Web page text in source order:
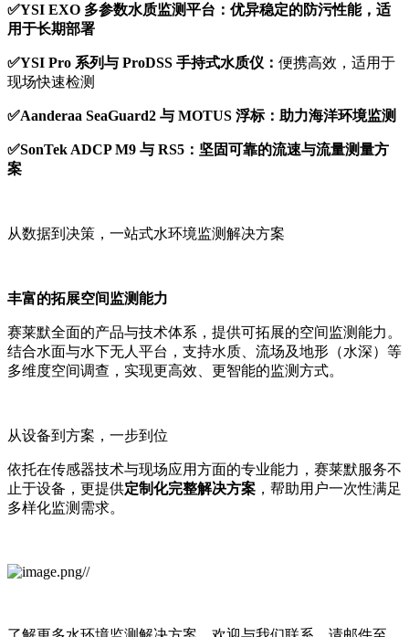
✅YSI EXO 多参数水质监测平台 ： 优异稳定的防污性能，适
用于长期部署
✅YSI Pro 系列与 ProDSS 手持式水质仪： 便携高效，适用于
现场快速检测
✅Aanderaa SeaGuard2 与 MOTUS 浮标： 助力海洋环境监测
✅SonTek ADCP M9 与 RS5： 坚固可靠的流速与流量测量方
案
从数据到决策， 一站式水环境监测解决方案
丰富的拓展空间监测能力
赛莱默全面的产品与技术体系，提供可拓展的空间监测能力。
结合水面与水下无人平台，支持水质、流场及地形（水深）等
多维度空间调查，实现更高效、更智能的监测方式。
从设备到方案，一步到位
依托在传感器技术与现场应用方面的专业能力，赛莱默服务不
止于设备，更提供定制化完整解决方案 ，帮助用户一次性满足
多样化监测需求。